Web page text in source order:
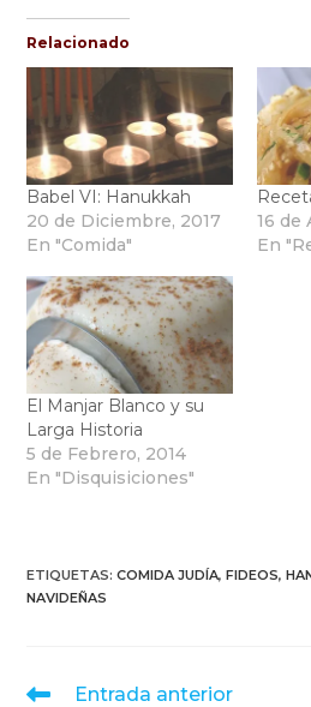
Relacionado
Babel VI: Hanukkah
20 de Diciembre, 2017
En "Comida"
16 de
En
El Manjar Blanco y su
Larga Historia
5 de Febrero, 2014
En "Disquisiciones"
ETIQUETAS:COMIDA JUDÍA, FIDEOS,
NAVIDEÑAS
Leer
Entrada anterior